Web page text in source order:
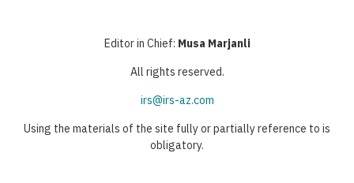
Editor in Chief: Musa Marjanli
All rights reserved.
irs@irs-az.com
Using the materials of the site fully or partially reference to is
obligatory.